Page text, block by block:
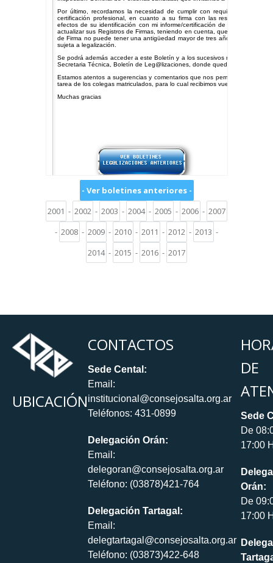
- Ver boletines anteriores -
2001 - 2002 - 2003 - 2004 - 2005 - 2006 - 2007
- 2008 - 2009 - 2010 - 2011 - 2012 - 2013 -
2014 - 2015 - 2016 - 2017
UBICACIÓN
CONTACTOS
Sede Cental:
Email:
institucional@consejosalta.org.ar
Teléfonos: 431-0899
Delegación Orán:
Email:
delegoran@consejosalta.org.ar
Teléfono: (03878)421-764
Delegación Tartagal:
Email:
delegtartagal@consejosalta.org.ar
Teléfono: (03873)422-648
DE
Sede
De
17:00
Orán:
De
17:00